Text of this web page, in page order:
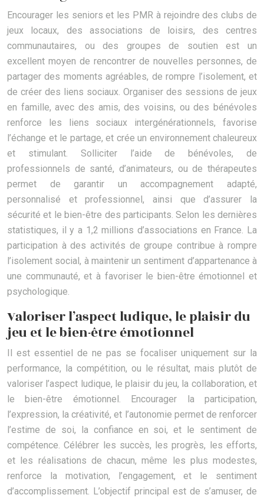
Encourager les seniors et les PMR à rejoindre des clubs de
jeux locaux, des associations de loisirs, des centres
communautaires, ou des groupes de soutien est un
excellent moyen de rencontrer de nouvelles personnes, de
partager des moments agréables, de rompre l’isolement, et
de créer des liens sociaux. Organiser des sessions de jeux
en famille, avec des amis, des voisins, ou des bénévoles
renforce les liens sociaux intergénérationnels, favorise
l’échange et le partage, et crée un environnement chaleureux
et stimulant. Solliciter l’aide de bénévoles, de
professionnels de santé, d’animateurs, ou de thérapeutes
permet de garantir un accompagnement adapté,
personnalisé et professionnel, ainsi que d’assurer la
sécurité et le bien-être des participants. Selon les dernières
statistiques, il y a 1,2 millions d’associations en France. La
participation à des activités de groupe contribue à rompre
l’isolement social, à maintenir un sentiment d’appartenance à
une communauté, et à favoriser le bien-être émotionnel et
psychologique.
Valoriser l’aspect ludique, le plaisir du
jeu et le bien-être émotionnel
Il est essentiel de ne pas se focaliser uniquement sur la
performance, la compétition, ou le résultat, mais plutôt de
valoriser l’aspect ludique, le plaisir du jeu, la collaboration, et
le bien-être émotionnel. Encourager la participation,
l’expression, la créativité, et l’autonomie permet de renforcer
l’estime de soi, la confiance en soi, et le sentiment de
compétence. Célébrer les succès, les progrès, les efforts,
et les réalisations de chacun, même les plus modestes,
renforce la motivation, l’engagement, et le sentiment
d’accomplissement. L’objectif principal est de s’amuser, de